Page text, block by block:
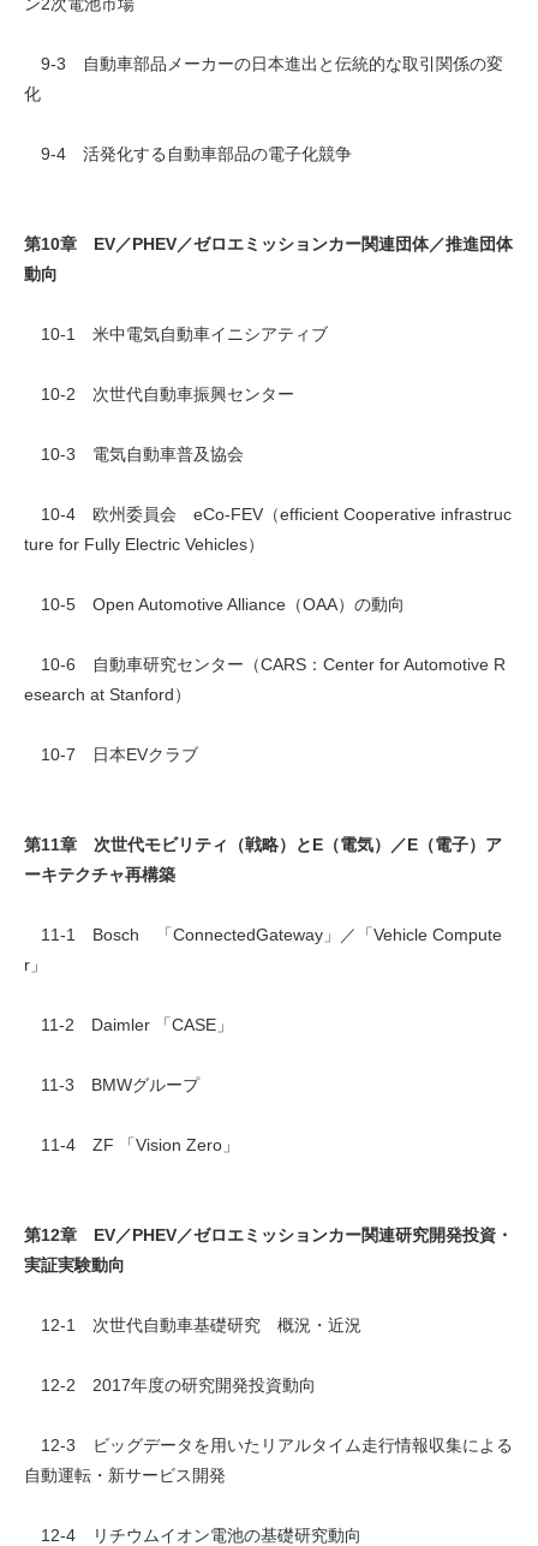
9-3 自動車部品メーカーの日本進出と伝統的な取引関係の変
化
9-4 活発化する自動車部品の電子化競争
第10章 EV／PHEV／ゼロエミッションカー関連団体／推進団体
動向
10-1 米中電気自動車イニシアティブ
10-2 次世代自動車振興センター
10-3 電気自動車普及協会
10-4 欧州委員会 eCo-FEV（efficient Cooperative infrastruc
ture for Fully Electric Vehicles）
10-5 Open Automotive Alliance（OAA）の動向
10-6 自動車研究センター（CARS：Center for Automotive R
esearch at Stanford）
10-7 日本EVクラブ
第11章 次世代モビリティ（戦略）とE（電気）／E（電子）ア
ーキテクチャ再構築
11-1 Bosch 「ConnectedGateway」／「Vehicle Compute
r」
11-2 Daimler 「CASE」
11-3 BMWグループ
11-4 ZF 「Vision Zero」
第12章 EV／PHEV／ゼロエミッションカー関連研究開発投資・
実証実験動向
12-1 次世代自動車基礎研究 概況・近況
12-2 2017年度の研究開発投資動向
12-3 ビッグデータを用いたリアルタイム走行情報収集による
自動運転・新サービス開発
12-4 リチウムイオン電池の基礎研究動向